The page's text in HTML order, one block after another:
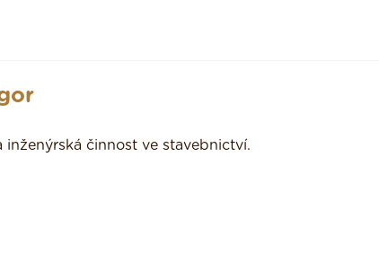
inženýrská činnost ve stavebnictví.